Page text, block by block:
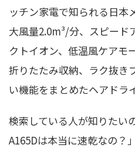
ッチン家電で知られる日本
大風量2.0m³/分、スピード
クトイオン、低温風ケアモ
折りたたみ収納、ラク抜き
い機能をまとめたヘアドラ
検索している人が知りたい
A165Dは本当に速乾なの？